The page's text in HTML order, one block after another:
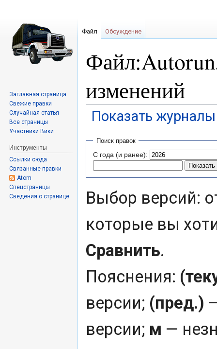
изменений
Показать
Перейти
навигации
Перейти
поиску
Поиск правок
С года (и ранее):
Выбор версий:
которые вы
Сравнить.
Пояснения:
версии; (пред.)
версии; м —
Файл Обсуждение
Заглавная страница
Свежие правки
Случайная статья
Все страницы
Участники Вики
Инструменты
Ссылки сюда
Связанные правки
Atom
Спецстраницы
Сведения о странице